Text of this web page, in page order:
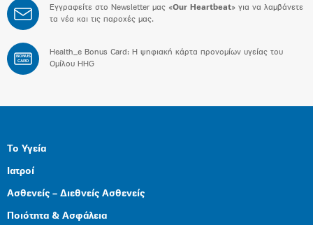
Εγγραφείτε στο Newsletter μας «Our Heartbeat» για να λαμβάνετε
τα νέα και τις παροχές μας.
BONUS
CARD
Health_e Bonus Card: H ψηφιακή κάρτα προνομίων υγείας του
Ομίλου HHG
Το Υγεία
Ιατροί
Ασθενείς – Διεθνείς Ασθενείς
Ποιότητα & Ασφάλεια